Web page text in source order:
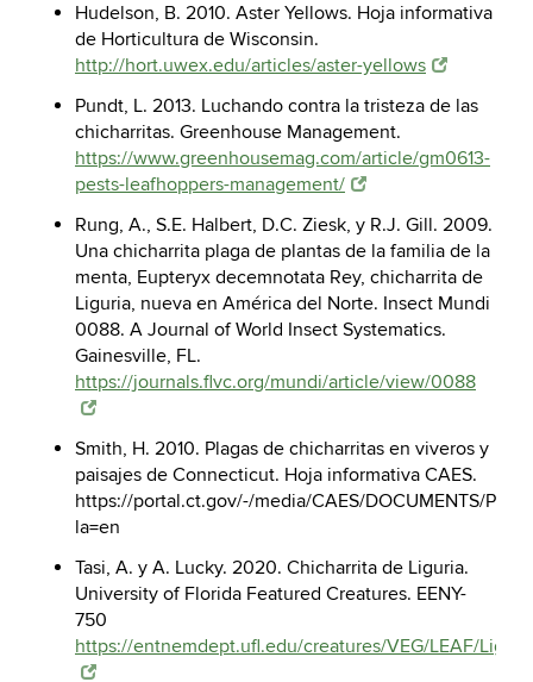
Hudelson, B. 2010. Aster Yellows. Hoja informativa
de Horticultura de Wisconsin.
http://hort.uwex.edu/articles/aster-yellows
Pundt, L. 2013. Luchando contra la tristeza de las
chicharritas. Greenhouse Management.
https://www.greenhousemag.com/article/gm0613-
pests-leafhoppers-management/
Rung, A., S.E. Halbert, D.C. Ziesk, y R.J. Gill. 2009.
Una chicharrita plaga de plantas de la familia de la
menta, Eupteryx decemnotata Rey, chicharrita de
Liguria, nueva en América del Norte. Insect Mundi
0088. A Journal of World Insect Systematics.
Gainesville, FL.
https://journals.flvc.org/mundi/article/view/0088
Smith, H. 2010. Plagas de chicharritas en viveros y
paisajes de Connecticut. Hoja informativa CAES.
https://portal.ct.gov/-/media/CAES/DOCUMENTS/
la=en
Tasi, A. y A. Lucky. 2020. Chicharrita de Liguria.
University of Florida Featured Creatures. EENY-
750
https://entnemdept.ufl.edu/creatures/VEG/LEAF/